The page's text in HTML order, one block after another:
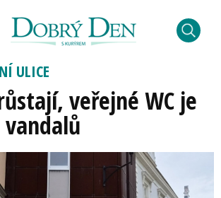
ULICE
veřejné WC je
vandalů